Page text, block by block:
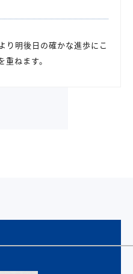
り明後日の確かな進歩にこ
ねます。